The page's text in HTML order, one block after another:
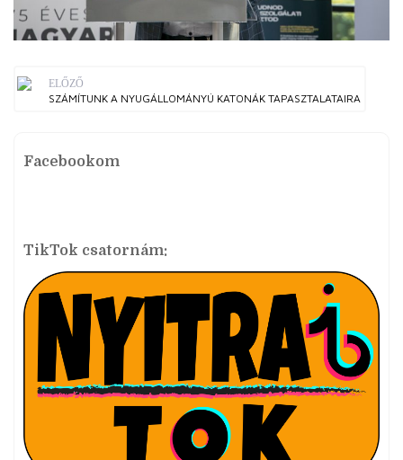
ELŐZŐ
SZÁMÍTUNK A NYUGÁLLOMÁNYÚ KATONÁK TAPASZTALATAIRA
Facebookom
TikTok csatornám: